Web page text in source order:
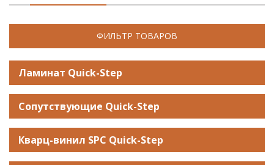
ФИЛЬТР ТОВАРОВ
Ламинат Quick-Step
Сопутствующие Quick-Step
Кварц-винил SPC Quick-Step